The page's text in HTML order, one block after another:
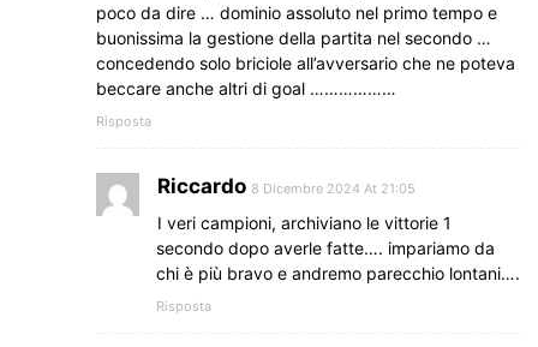
poco da dire … dominio assoluto nel primo tempo e
buonissima la gestione della partita nel secondo …
concedendo solo briciole all’avversario che ne poteva
beccare anche altri di goal ………………
Risposta
Riccardo 8 Dicembre 2024 At 21:05
I veri campioni, archiviano le vittorie 1
secondo dopo averle fatte…. impariamo da
chi è più bravo e andremo parecchio lontani….
Risposta